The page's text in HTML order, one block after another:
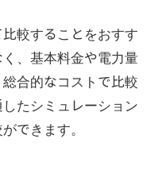
較することをおすす
、基本料金や電力量
合的なコストで比較
たシミュレーション
できます。